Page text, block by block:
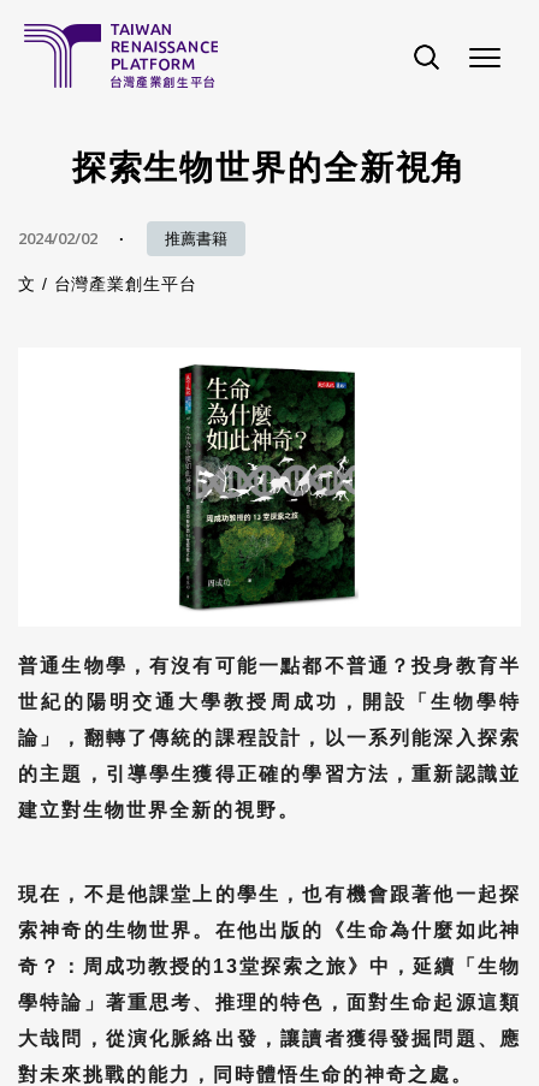
探索生物世界的全新視角
2024/02/02 推薦書籍
文 / 台灣產業創生平台
普通生物學，有沒有可能一點都不普通？投身教育半
世紀的陽明交通大學教授周成功，開設「生物學特
論」，翻轉了傳統的課程設計，以一系列能深入探索
的主題，引導學生獲得正確的學習方法，重新認識並
建立對生物世界全新的視野。
現在，不是他課堂上的學生，也有機會跟著他一起探
索神奇的生物世界。在他出版的《生命為什麼如此神
奇？：周成功教授的13堂探索之旅》中，延續「生物
學特論」著重思考、推理的特色，面對生命起源這類
大哉問，從演化脈絡出發，讓讀者獲得發掘問題、應
對未來挑戰的能力，同時體悟生命的神奇之處。